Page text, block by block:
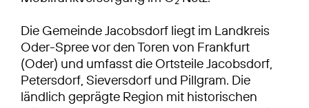
Die Gemeinde Jacobsdorf liegt im Landkreis
Oder-Spree vor den Toren von Frankfurt
(Oder) und umfasst die Ortsteile Jacobsdorf,
Petersdorf, Sieversdorf und Pillgram. Die
ländlich geprägte Region mit historischen